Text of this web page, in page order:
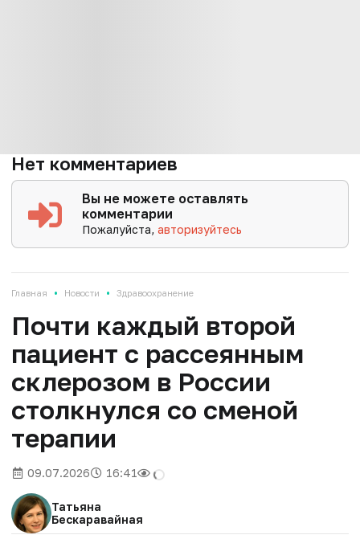
Нет комментариев
Вы не можете оставлять
комментарии
Пожалуйста,авторизуйтесь
Главная • Новости • Здравоохранение
Почти каждый второй
пациент с рассеянным
склерозом в России
столкнулся со сменой
терапии
09.07.2026 16:41
Татьяна
Бескаравайная